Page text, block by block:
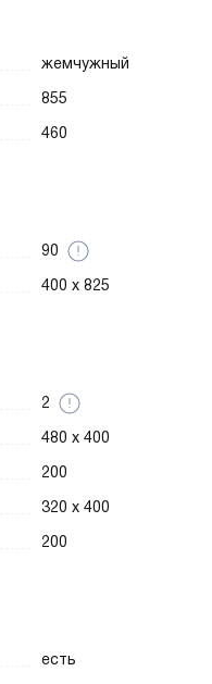
жемчужный
855
460
90
400 x 825
2
480 x 400
200
320 x 400
200
есть